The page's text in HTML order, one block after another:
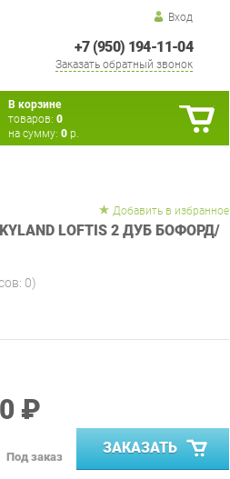
Вход
+7 (950) 194-11-04
Заказать обратный звонок
В корзине
товаров: 0
на сумму: 0 р.
Добавить в избранное
LOFTIS 2 ДУБ БОФОРД/
0)
₽
Под заказ
ЗАКАЗАТЬ